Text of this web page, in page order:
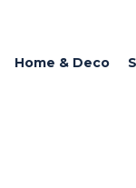
Home & Deco